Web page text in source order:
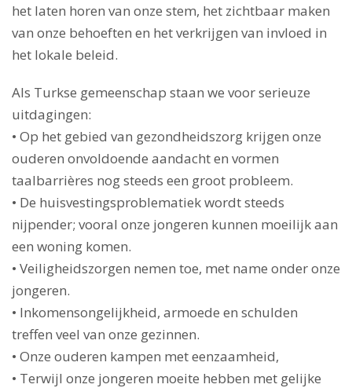
het laten horen van onze stem, het zichtbaar maken
van onze behoeften en het verkrijgen van invloed in
het lokale beleid.
Als Turkse gemeenschap staan we voor serieuze
uitdagingen:
• Op het gebied van gezondheidszorg krijgen onze
ouderen onvoldoende aandacht en vormen
taalbarrières nog steeds een groot probleem.
• De huisvestingsproblematiek wordt steeds
nijpender; vooral onze jongeren kunnen moeilijk aan
een woning komen.
• Veiligheidszorgen nemen toe, met name onder onze
jongeren.
• Inkomensongelijkheid, armoede en schulden
treffen veel van onze gezinnen.
• Onze ouderen kampen met eenzaamheid,
• Terwijl onze jongeren moeite hebben met gelijke